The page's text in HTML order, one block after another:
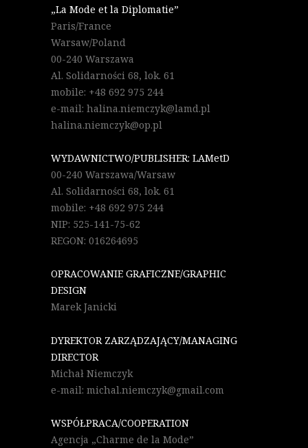
„La Mode et la Diplomatie”
Paris/France
Warsaw/Poland
00-240 Warszawa
Al. Solidarności 68, lok. 61
mobile: +48 692 975 244
e-mail: halina.niemczyk@lamd.pl
halina.niemczyk@op.pl
WYDAWNICTWO/PUBLISHER: LAMetD
00-240 Warszawa/Warsaw
Al. Solidarności 68, lok. 61
mobile: +48 692 975 244
NIP: 525-141-75-62
REGON: 016264695
OPRACOWANIE GRAFICZNE/GRAPHIC
DESIGN
Marek Janicki
DYREKTOR ZARZĄDZAJĄCY/MANAGING
DIRECTOR
Michał Niemczyk
e-mail: michal.niemczyk@gmail.com
WSPÓŁPRACA/COOPERATION
Agencja „Charme de la Mode”